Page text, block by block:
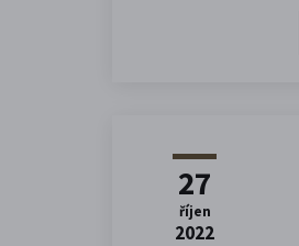
27
říjen
2022